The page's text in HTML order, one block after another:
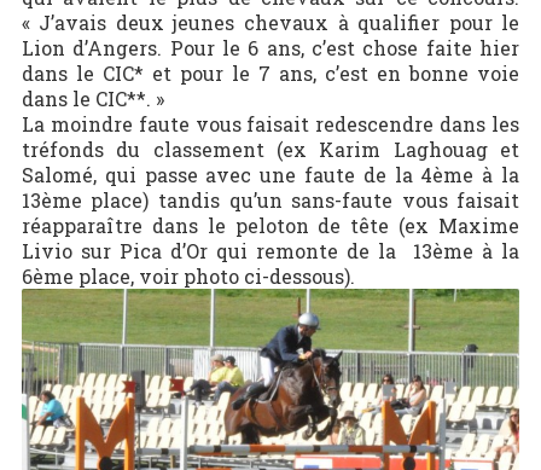
« J’avais deux jeunes chevaux à qualifier pour le
Lion d’Angers. Pour le 6 ans, c’est chose faite hier
dans le CIC* et pour le 7 ans, c’est en bonne voie
dans le CIC**. »
La moindre faute vous faisait redescendre dans les
tréfonds du classement (ex Karim Laghouag et
Salomé, qui passe avec une faute de la 4ème à la
13ème place) tandis qu’un sans-faute vous faisait
réapparaître dans le peloton de tête (ex Maxime
Livio sur Pica d’Or qui remonte de la 13ème à la
6ème place, voir photo ci-dessous).